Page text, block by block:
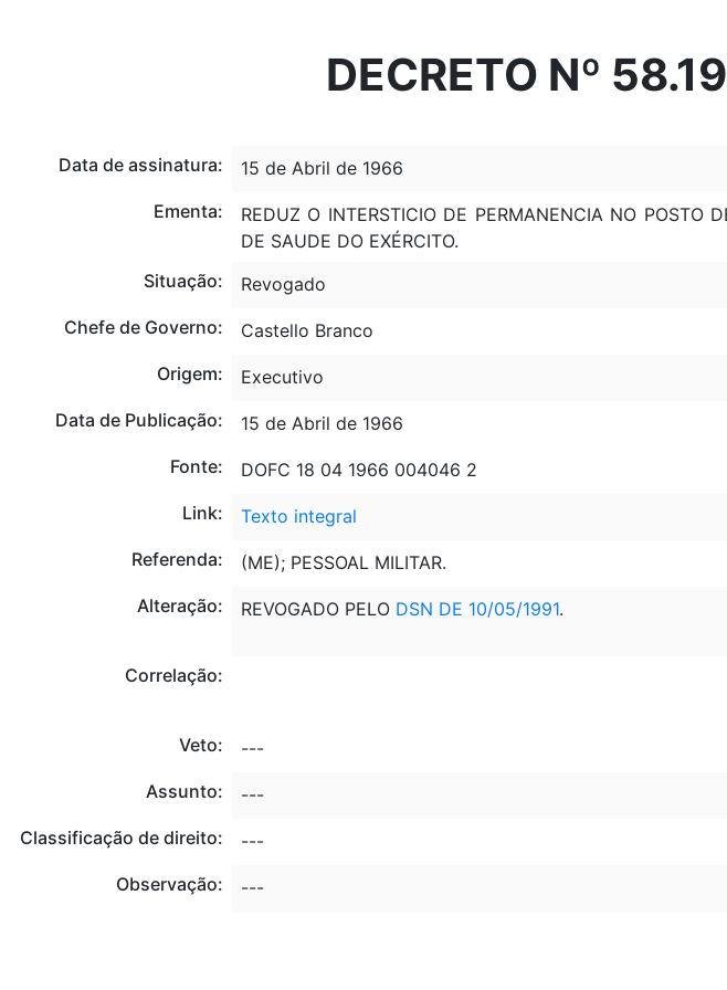
DECRETO Nº
Data de assinatura:
15 de Abril de 1966
Ementa:
REDUZ O INTERSTICIO DE PERMANENCIA NO POSTO
DE SAUDE DO EXÉRCITO.
Situação:
Revogado
Chefe de Governo:
Castello Branco
Origem:
Executivo
Data de Publicação:
15 de Abril de 1966
Fonte:
DOFC 18 04 1966 004046 2
Link:
Texto integral
Referenda:
(ME); PESSOAL MILITAR.
Alteração:
REVOGADO PELO DSN DE 10/05/1991.
Correlação:
Veto:
---
Assunto:
---
Classificação de direito:
---
Observação:
---